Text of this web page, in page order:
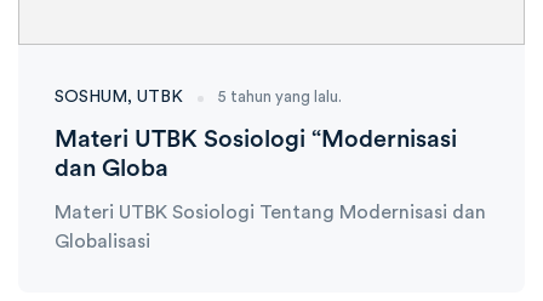
SOSHUM UTBK 5 tahun yang lalu.
Materi UTBK Sosiologi “Modernisasi
dan Globa
Materi UTBK Sosiologi Tentang Modernisasi dan
Globalisasi